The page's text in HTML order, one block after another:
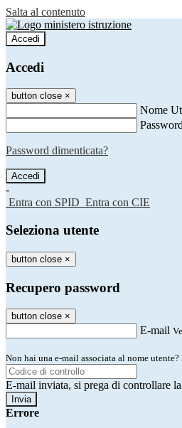
Salta al contenuto
Accedi
Accedi
button close ×
Nome
Password dimenticata?
-
Entra con SPID Entra con CIE
Seleziona utente
button close ×
Recupero password
button close ×
E-mail
Non hai una e-mail associata al nome
E-mail inviata, si prega di controllare
Errore